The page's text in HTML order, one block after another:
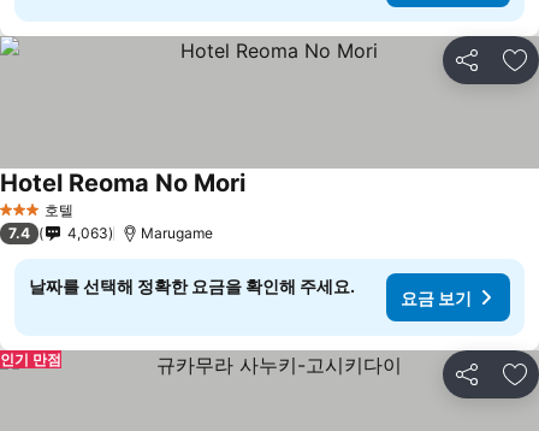
공유 즐
3 성급 호텔
Hotel Reoma No Mori요금 보기
7.4 4,063 Marugame
날짜를 선택해 정확한 요금을 확인해 주세요.
요금 보기
공유 즐
인기 만점